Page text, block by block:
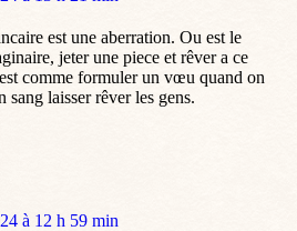
est une aberration. Ou est le
jeter une piece et rêver a ce
comme formuler un vœu quand on
laisser rêver les gens.
à 12 h 59 min